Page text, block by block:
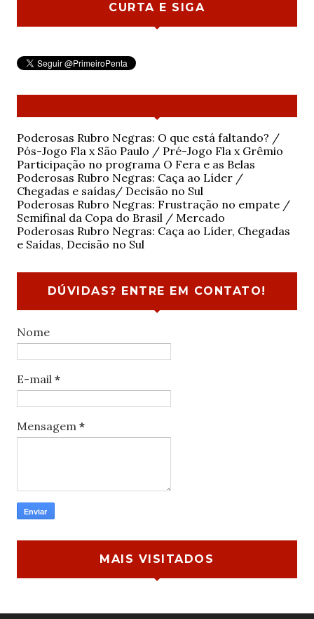
CURTA E SIGA
Poderosas Rubro Negras: O que está faltando? /
Pós-Jogo Fla x São Paulo / Pré-Jogo Fla x Grêmio
Participação no programa O Fera e as Belas
Poderosas Rubro Negras: Caça ao Líder /
Chegadas e saídas/ Decisão no Sul
Poderosas Rubro Negras: Frustração no empate /
Semifinal da Copa do Brasil / Mercado
Poderosas Rubro Negras: Caça ao Líder, Chegadas
e Saídas, Decisão no Sul
DÚVIDAS? ENTRE EM CONTATO!
Nome
E-mail *
Mensagem *
MAIS VISITADOS